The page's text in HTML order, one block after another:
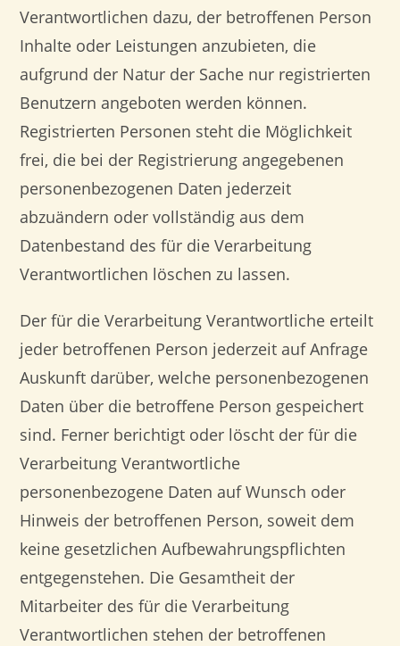
Verantwortlichen dazu, der betroffenen Person
Inhalte oder Leistungen anzubieten, die
aufgrund der Natur der Sache nur registrierten
Benutzern angeboten werden können.
Registrierten Personen steht die Möglichkeit
frei, die bei der Registrierung angegebenen
personenbezogenen Daten jederzeit
abzuändern oder vollständig aus dem
Datenbestand des für die Verarbeitung
Verantwortlichen löschen zu lassen.
Der für die Verarbeitung Verantwortliche erteilt
jeder betroffenen Person jederzeit auf Anfrage
Auskunft darüber, welche personenbezogenen
Daten über die betroffene Person gespeichert
sind. Ferner berichtigt oder löscht der für die
Verarbeitung Verantwortliche
personenbezogene Daten auf Wunsch oder
Hinweis der betroffenen Person, soweit dem
keine gesetzlichen Aufbewahrungspflichten
entgegenstehen. Die Gesamtheit der
Mitarbeiter des für die Verarbeitung
Verantwortlichen stehen der betroffenen